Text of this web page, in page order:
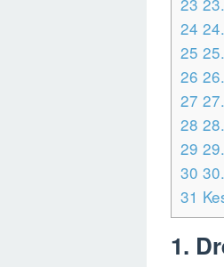
24
25
26
27
28
29
30
31
1.